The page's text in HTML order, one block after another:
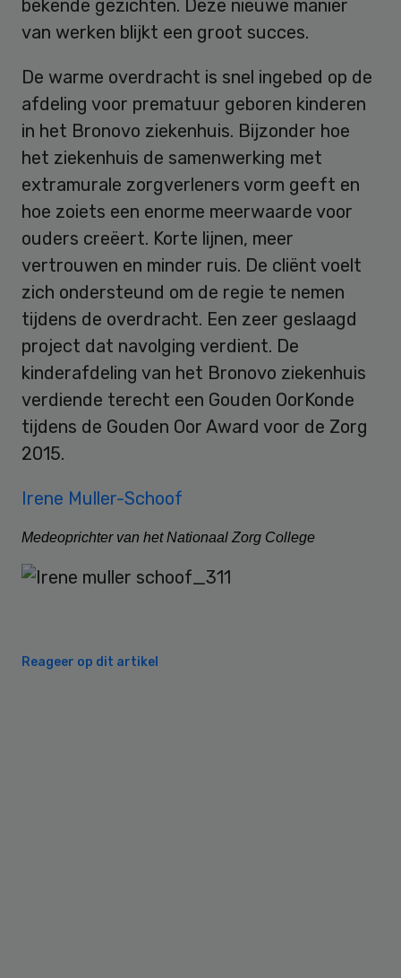
bekende gezichten. Deze nieuwe manier
van werken blijkt een groot succes.
De warme overdracht is snel ingebed op de
afdeling voor prematuur geboren kinderen
in het Bronovo ziekenhuis. Bijzonder hoe
het ziekenhuis de samenwerking met
extramurale zorgverleners vorm geeft en
hoe zoiets een enorme meerwaarde voor
ouders creëert. Korte lijnen, meer
vertrouwen en minder ruis. De cliënt voelt
zich ondersteund om de regie te nemen
tijdens de overdracht. Een zeer geslaagd
project dat navolging verdient. De
kinderafdeling van het Bronovo ziekenhuis
verdiende terecht een Gouden OorKonde
tijdens de Gouden Oor Award voor de Zorg
2015.
Irene Muller-Schoof
Medeoprichter van het Nationaal Zorg College
Reageer op dit artikel